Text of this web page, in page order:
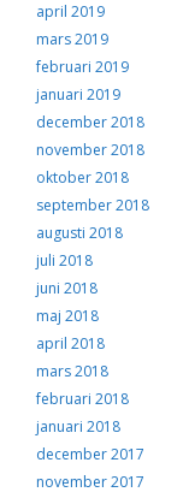
april 2019
mars 2019
februari 2019
januari 2019
december 2018
november 2018
oktober 2018
september 2018
augusti 2018
juli 2018
juni 2018
maj 2018
april 2018
mars 2018
februari 2018
januari 2018
december 2017
november 2017